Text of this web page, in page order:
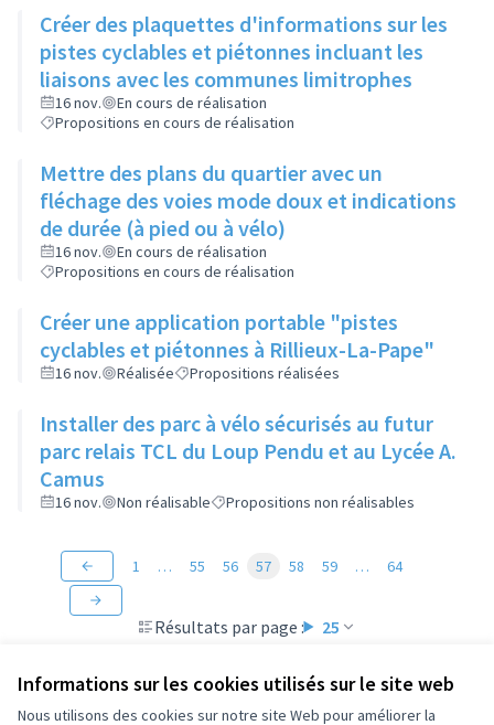
Informations sur les cookies utilisés sur le site web
Nous utilisons des cookies sur notre site Web pour améliorer la
Créer des plaquettes d'informations sur les
pistes cyclables et piétonnes incluant les
liaisons avec les communes limitrophes
16 nov.
En cours de réalisation
Propositions en cours de réalisation
Mettre des plans du quartier avec un
fléchage des voies mode doux et indications
de durée (à pied ou à vélo)
16 nov.
En cours de réalisation
Propositions en cours de réalisation
Créer une application portable "pistes
cyclables et piétonnes à Rillieux-La-Pape"
16 nov. Réalisée Propositions réalisées
Installer des parc à vélo sécurisés au futur
parc relais TCL du Loup Pendu et au Lycée A.
Camus
16 nov. Non réalisable Propositions non réalisables
Résultats par page : 25
1 … 55 56 57 58 59 … 64